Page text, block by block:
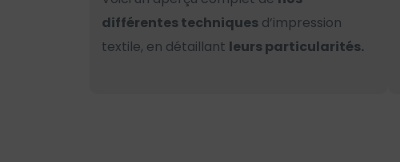
différentes techniques d’impression
textile, en détaillant leurs particularités.